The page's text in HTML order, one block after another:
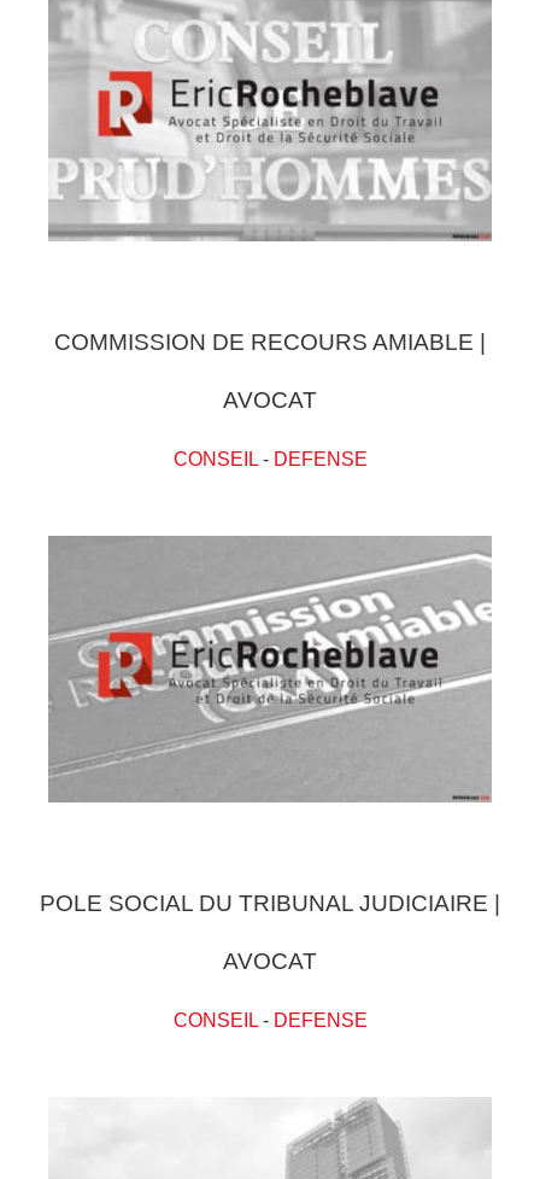
COMMISSION DE RECOURS AMIABLE |
AVOCAT
CONSEIL- DEFENSE
POLE SOCIAL DU TRIBUNAL JUDICIAIRE |
AVOCAT
CONSEIL- DEFENSE